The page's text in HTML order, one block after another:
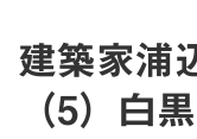
建築家浦
（5）白